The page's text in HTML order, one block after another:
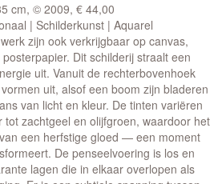
cm, © 2009, € 44,00
| Schilderkunst | Aquarel
zijn ook verkrijgbaar op canvas,
Dit schilderij straalt een
uit. Vanuit de rechterbovenhoek
uit, alsof een boom zijn bladeren
van licht en kleur. De tinten variëren
zachtgeel en olijfgroen, waardoor het
een herfstige gloed — een moment
De penseelvoering is los en
lagen die in elkaar overlopen als